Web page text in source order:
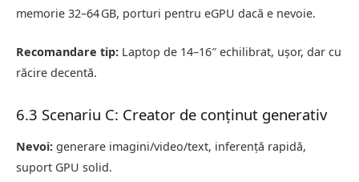
memorie 32–64 GB, porturi pentru eGPU dacă e nevoie.
Recomandare tip: Laptop de 14–16″ echilibrat, ușor, dar cu
răcire decentă.
6.3 Scenariu C: Creator de conținut generativ
Nevoi: generare imagini/video/text, inferență rapidă,
suport GPU solid.